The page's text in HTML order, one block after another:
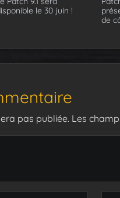
le 30 juin !
de
pas publiée. Les